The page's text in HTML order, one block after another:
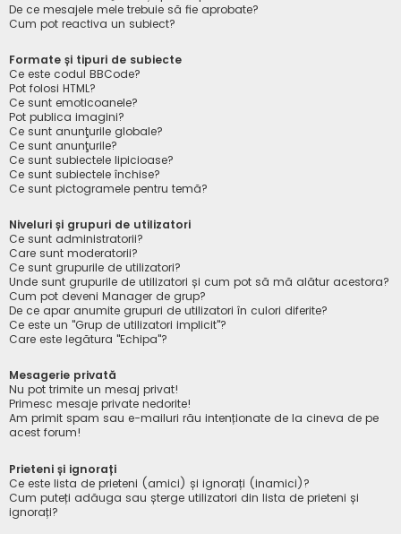
De ce mesajele mele trebuie să fie aprobate?
Cum pot reactiva un subiect?
Formate și tipuri de subiecte
Ce este codul BBCode?
Pot folosi HTML?
Ce sunt emoticoanele?
Pot publica imagini?
Ce sunt anunţurile globale?
Ce sunt anunţurile?
Ce sunt subiectele lipicioase?
Ce sunt subiectele închise?
Ce sunt pictogramele pentru temă?
Niveluri și grupuri de utilizatori
Ce sunt administratorii?
Care sunt moderatorii?
Ce sunt grupurile de utilizatori?
Unde sunt grupurile de utilizatori și cum pot să mă alătur acestora?
Cum pot deveni Manager de grup?
De ce apar anumite grupuri de utilizatori în culori diferite?
Ce este un "Grup de utilizatori implicit"?
Care este legătura "Echipa"?
Mesagerie privată
Nu pot trimite un mesaj privat!
Primesc mesaje private nedorite!
Am primit spam sau e-mailuri rău intenționate de la cineva de pe
acest forum!
Prieteni și ignorați
Ce este lista de prieteni (amici) și ignorați (inamici)?
Cum puteți adăuga sau șterge utilizatori din lista de prieteni și
ignorați?